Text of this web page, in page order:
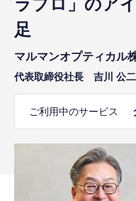
ラプロ」のア
足
マルマンオプティカル
代表取締役社長 吉川 公
ご利用中のサービス